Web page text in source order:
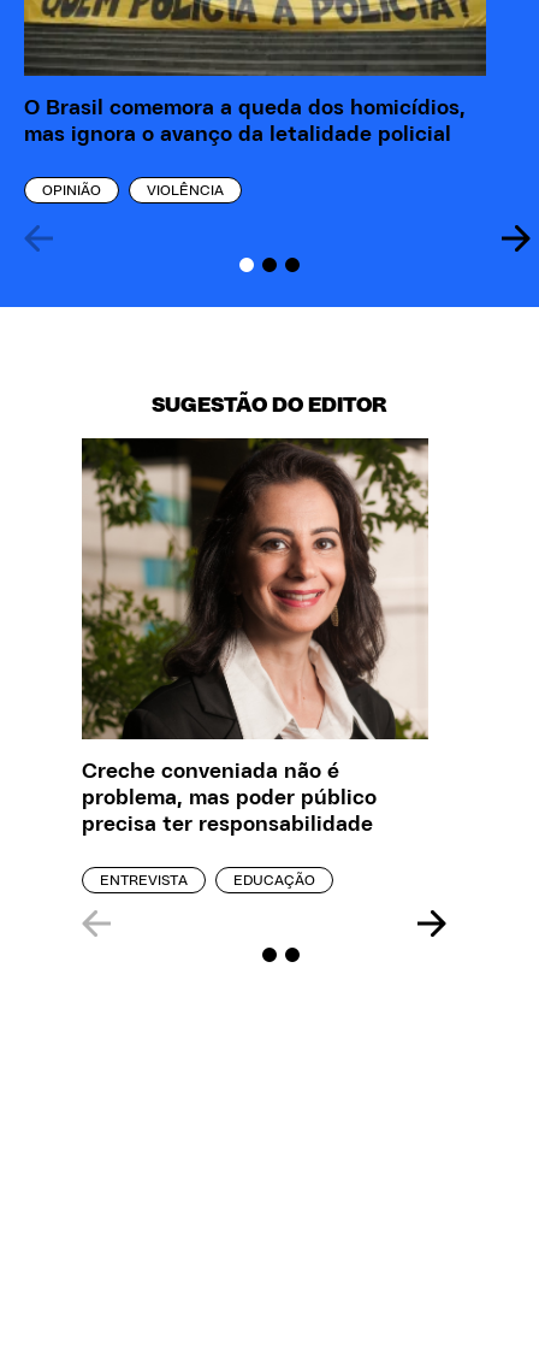
O Brasil comemora a queda dos homicídios,
mas ignora o avanço da letalidade policial
OPINIÃO VIOLÊNCIA
SUGESTÃO DO EDITOR
Creche conveniada não é
problema, mas poder público
precisa ter responsabilidade
ENTREVISTA EDUCAÇÃO